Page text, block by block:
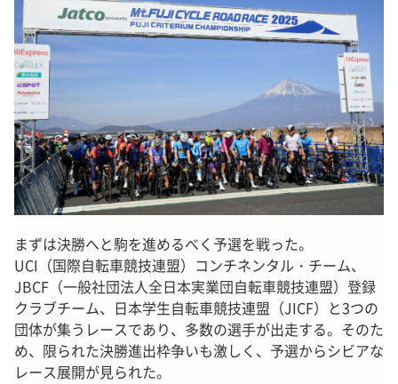
まずは決勝へと駒を進めるべく予選を戦った。
UCI（国際自転車競技連盟）コンチネンタル・チーム、
JBCF（一般社団法人全日本実業団自転車競技連盟）登録
クラブチーム、日本学生自転車競技連盟（JICF）と3つの
団体が集うレースであり、多数の選手が出走する。そのた
め、限られた決勝進出枠争いも激しく、予選からシビアな
レース展開が見られた。